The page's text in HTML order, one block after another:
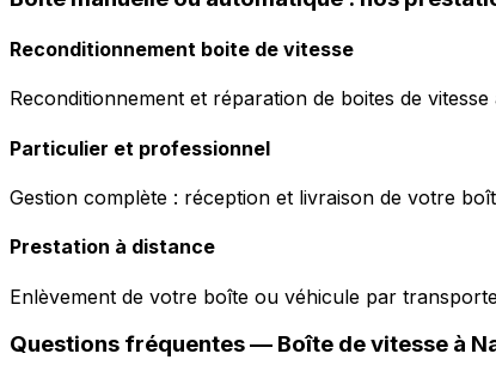
Reconditionnement boite de vitesse
Reconditionnement et réparation de boites de
Particulier et professionnel
Gestion complète : réception et livraison de votre
Prestation à distance
Enlèvement de votre boîte ou véhicule par
Questions fréquentes — Boîte de vitesse à